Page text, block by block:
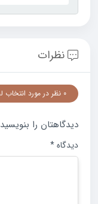
نظرات
0 نظر در مورد انتخاب لباس داماد: چگونه خاص و متفاوت باشید
دیدگاهتان را بنویسید
دیدگاه*